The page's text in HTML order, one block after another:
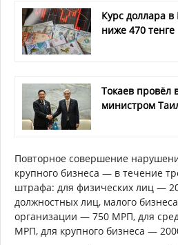
Курс доллара в
ниже 470 тенге
Токаев провёл
министром
Повторное совершение
крупного бизнеса — в течение
штрафа: для физических лиц —
должностных лиц, малого
организации — 750 МРП, для
МРП, для крупного бизнеса —